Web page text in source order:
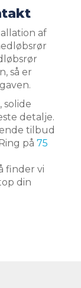
af
så er
solide
detalje.
tilbud
på 75
finder vi
din